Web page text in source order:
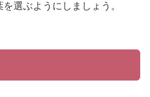
選ぶようにしましょう。